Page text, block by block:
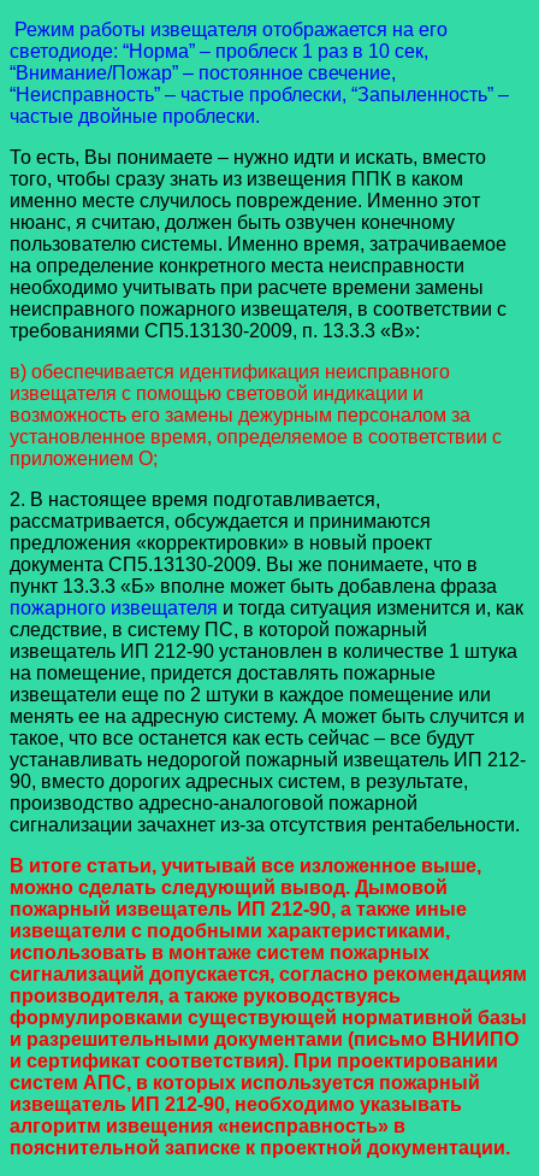
Режим работы извещателя отображается на его
светодиоде: “Норма” – проблеск 1 раз в 10 сек,
“Внимание/Пожар” – постоянное свечение,
“Неисправность” – частые проблески, “Запыленность” –
частые двойные проблески.
То есть, Вы понимаете – нужно идти и искать, вместо
того, чтобы сразу знать из извещения ППК в каком
именно месте случилось повреждение. Именно этот
нюанс, я считаю, должен быть озвучен конечному
пользователю системы. Именно время, затрачиваемое
на определение конкретного места неисправности
необходимо учитывать при расчете времени замены
неисправного пожарного извещателя, в соответствии с
требованиями СП5.13130-2009, п. 13.3.3 «В»:
в) обеспечивается идентификация неисправного
извещателя с помощью световой индикации и
возможность его замены дежурным персоналом за
установленное время, определяемое в соответствии с
приложением О;
2. В настоящее время подготавливается,
рассматривается, обсуждается и принимаются
предложения «корректировки» в новый проект
документа СП5.13130-2009. Вы же понимаете, что в
пункт 13.3.3 «Б» вполне может быть добавлена фраза
пожарного извещателя и тогда ситуация изменится и, как
следствие, в систему ПС, в которой пожарный
извещатель ИП 212-90 установлен в количестве 1 штука
на помещение, придется доставлять пожарные
извещатели еще по 2 штуки в каждое помещение или
менять ее на адресную систему. А может быть случится и
такое, что все останется как есть сейчас – все будут
устанавливать недорогой пожарный извещатель ИП 212-
90, вместо дорогих адресных систем, в результате,
производство адресно-аналоговой пожарной
сигнализации зачахнет из-за отсутствия рентабельности.
В итоге статьи, учитывай все изложенное выше,
можно сделать следующий вывод. Дымовой
пожарный извещатель ИП 212-90, а также иные
извещатели с подобными характеристиками,
использовать в монтаже систем пожарных
сигнализаций допускается, согласно рекомендациям
производителя, а также руководствуясь
формулировками существующей нормативной базы
и разрешительными документами (письмо ВНИИПО
и сертификат соответствия). При проектировании
систем АПС, в которых используется пожарный
извещатель ИП 212-90, необходимо указывать
алгоритм извещения «неисправность» в
пояснительной записке к проектной документации.